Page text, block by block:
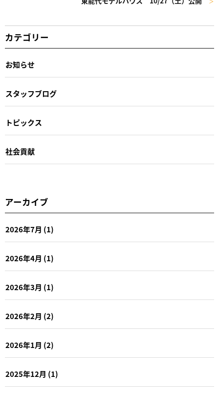
カテゴリー
お知らせ
スタッフブログ
トピックス
社会貢献
アーカイブ
2026年7月 (1)
2026年4月 (1)
2026年3月 (1)
2026年2月 (2)
2026年1月 (2)
2025年12月 (1)